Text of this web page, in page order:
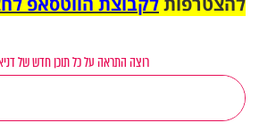
רוצה התראה על כל תוכן חדש של